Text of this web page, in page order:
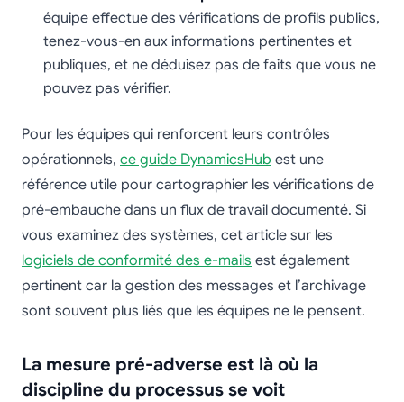
équipe effectue des vérifications de profils publics,
tenez-vous-en aux informations pertinentes et
publiques, et ne déduisez pas de faits que vous ne
pouvez pas vérifier.
Pour les équipes qui renforcent leurs contrôles
opérationnels, ce guide DynamicsHub est une
référence utile pour cartographier les vérifications de
pré-embauche dans un flux de travail documenté. Si
vous examinez des systèmes, cet article sur les
logiciels de conformité des e-mails est également
pertinent car la gestion des messages et l’archivage
sont souvent plus liés que les équipes ne le pensent.
La mesure pré-adverse est là où la
discipline du processus se voit